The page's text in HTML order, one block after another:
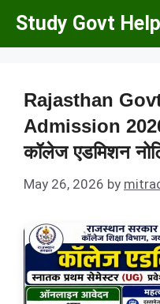
Skip
Study Govt Help
Rajasthan
Admission
कॉलेज एडमिशन
May 26, 2026 by